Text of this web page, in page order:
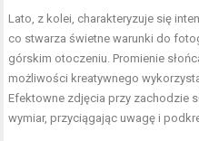
Lato, z kolei, charakteryzuje się
co stwarza świetne warunki do
górskim otoczeniu. Promienie
możliwości kreatywnego
Efektowne zdjęcia przy zachodzie
wymiar, przyciągając uwagę i